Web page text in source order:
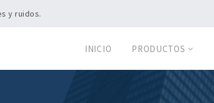
y ruidos.
INICIO PRODUCTOS